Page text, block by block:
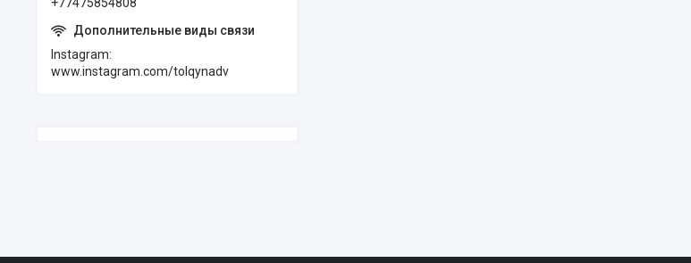
Instagram
www.instagram.com/tolqynadv